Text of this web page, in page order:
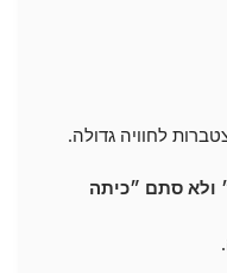
לחוויה גדולה.
ולא סתם ״כיתה